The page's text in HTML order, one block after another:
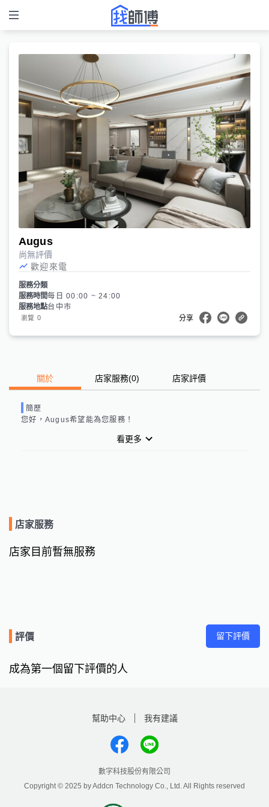
Augus
尚無評價
歡迎來電
服務分類
服務時間每日 00:00 ~ 24:00
服務地點台中市
瀏覽 0 分享
關於 店家服務(0) 店家評價
簡歷
您好， Augus希望能為您服務！
看更多
店家服務
店家目前暫無服務
評價 留下評價
成為第一個留下評價的人
幫助中心 我有建議
數字科技股份有限公司
Copyright © 2025 by Addcn Technology Co., Ltd. All Rights reserved